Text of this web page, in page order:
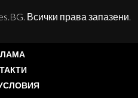
Всички права запазени.